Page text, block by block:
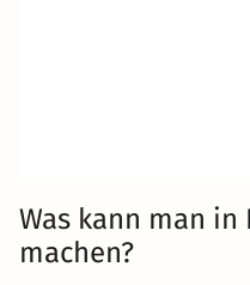
Was kann man in
machen?